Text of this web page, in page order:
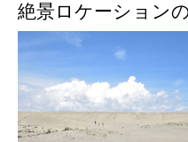
絶景ロケーション